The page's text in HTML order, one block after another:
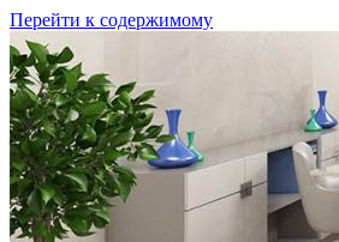
Перейти к содержимому